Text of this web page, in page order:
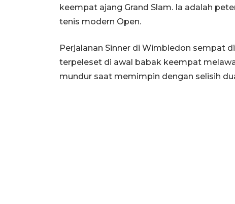
keempat ajang Grand Slam. Ia adalah
tenis modern Open.
Perjalanan Sinner di Wimbledon sempat
terpeleset di awal babak keempat
mundur saat memimpin dengan selisih